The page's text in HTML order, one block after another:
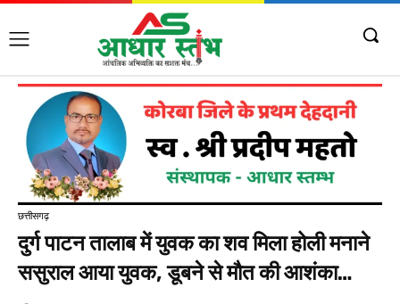
छत्तीसगढ़
दुर्ग पाटन तालाब में युवक का शव मिला होली मनाने
ससुराल आया युवक, डूबने से मौत की आशंका…